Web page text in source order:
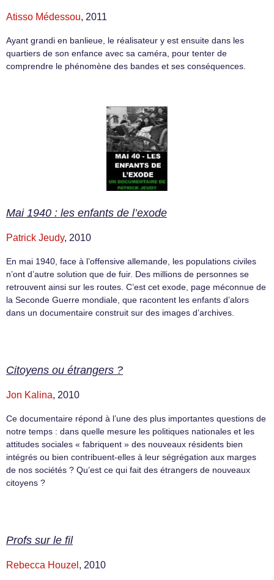
Atisso Médessou, 2011
Ayant grandi en banlieue, le réalisateur y est ensuite dans les
quartiers de son enfance avec sa caméra, pour tenter de
comprendre le phénomène des bandes et ses conséquences.
Mai 1940 : les enfants de l’exode
Patrick Jeudy, 2010
En mai 1940, face à l’offensive allemande, les populations civiles
n’ont d’autre solution que de fuir. Des millions de personnes se
retrouvent ainsi sur les routes. C’est cet exode, page méconnue de
la Seconde Guerre mondiale, que racontent les enfants d’alors
dans un documentaire construit sur des images d’archives.
Citoyens ou étrangers ?
Jon Kalina, 2010
Ce documentaire répond à l’une des plus importantes questions de
notre temps : dans quelle mesure les politiques nationales et les
attitudes sociales « fabriquent » des nouveaux résidents bien
intégrés ou bien contribuent-elles à leur ségrégation aux marges
de nos sociétés ? Qu’est ce qui fait des étrangers de nouveaux
citoyens ?
Profs sur le fil
Rebecca Houzel , 2010